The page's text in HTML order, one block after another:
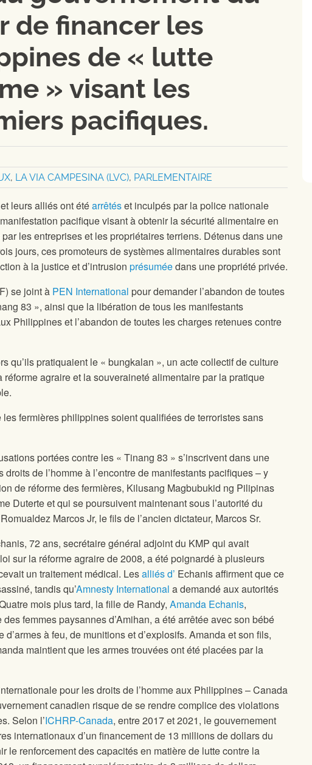
de financer les
de « lutte
» visant les
pacifiques.
, LA VIA CAMPESINA (LVC), PARLEMENTAIRE
leurs alliés ont étéarrêtéset inculpés par la police nationale
pacifique visant à obtenir la sécurité alimentaire en
les entreprises et les propriétaires terriens. Détenus dans une
jours, ces promoteurs de systèmes alimentaires durables sont
à la justice et d’intrusion présuméedans une propriété privée.
se joint à PEN International pour demander l’abandon de toutes
83 », ainsi que la libération de tous les manifestants
Philippines et l’abandon de toutes les charges retenues contre
qu’ils pratiquaient le « bungkalan », un acte collectif de culture
agraire et la souveraineté alimentaire par la pratique
les fermières philippines soient qualifiées de terroristes sans
portées contre les « Tinang 83 » s’inscrivent dans une
de l’homme à l’encontre de manifestants pacifiques – y
de réforme des fermières, Kilusang Magbubukid ng Pilipinas
Duterte et qui se poursuivent maintenant sous l’autorité du
Marcos Jr, le fils de l’ancien dictateur, Marcos Sr.
72 ans, secrétaire général adjoint du KMP qui avait
sur la réforme agraire de 2008, a été poignardé à plusieurs
un traitement médical. Lesalliés d’ Echanis affirment que ce
tandis qu’Amnesty International a demandé aux autorités
mois plus tard, la fille de Randy, Amanda Echanis,
femmes paysannes d’Amihan, a été arrêtée avec son bébé
à feu, de munitions et d’explosifs. Amanda et son fils,
maintient que les armes trouvées ont été placées par la
pour les droits de l’homme aux Philippines – Canada
canadien risque de se rendre complice des violations
Selon l’ICHRP-Canada, entre 2017 et 2021, le gouvernement
internationaux d’un financement de 13 millions de dollars du
le renforcement des capacités en matière de lutte contre la